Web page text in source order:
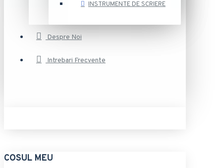
INSTRUMENTE DE SCRIERE
Despre Noi
Intrebari Frecvente
COSUL MEU